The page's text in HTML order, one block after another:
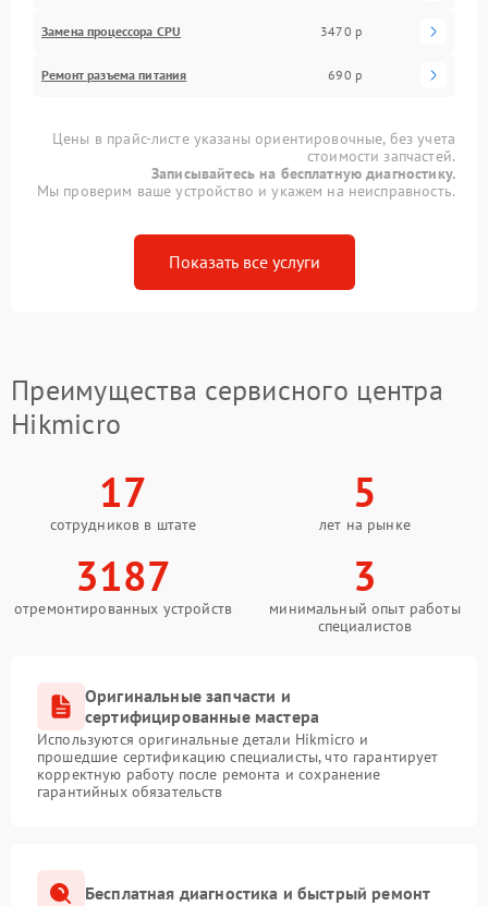
Замена процессора CPU 3470 р
Ремонт разъема питания 690 р
Цены в прайс-листе указаны ориентировочные, без учета
стоимости запчастей.
Записывайтесь на бесплатную диагностику.
Мы проверим ваше устройство и укажем на неисправность.
Показать все услуги
Преимущества сервисного центра
Hikmicro
17
сотрудников в штате
5
лет на рынке
3187
отремонтированных устройств
3
минимальный опыт работы
специалистов
Оригинальные запчасти и
сертифицированные мастера
Используются оригинальные детали Hikmicro и
прошедшие сертификацию специалисты, что гарантирует
корректную работу после ремонта и сохранение
гарантийных обязательств
Бесплатная диагностика и быстрый ремонт